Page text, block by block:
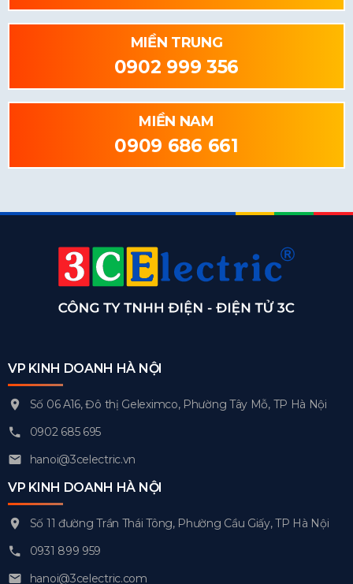
MIỀN TRUNG
0902 999 356
MIỀN NAM
0909 686 661
VP KINH DOANH HÀ NỘI
Số 06 A16, Đô thị Geleximco, Phường Tây Mỗ, TP Hà Nội
0902 685 695
hanoi@3celectric.vn
VP KINH DOANH HÀ NỘI
Số 11 đường Trần Thái Tông, Phường Cầu Giấy, TP Hà Nội
0931 899 959
hanoi@3celectric.com